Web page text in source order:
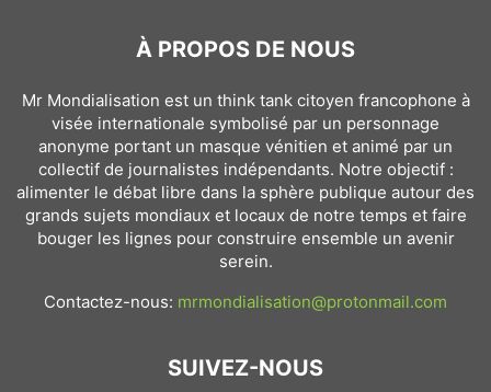
À PROPOS DE NOUS
Mr Mondialisation est un think tank citoyen francophone à
visée internationale symbolisé par un personnage
anonyme portant un masque vénitien et animé par un
collectif de journalistes indépendants. Notre objectif :
alimenter le débat libre dans la sphère publique autour des
grands sujets mondiaux et locaux de notre temps et faire
bouger les lignes pour construire ensemble un avenir
serein.
Contactez-nous: mrmondialisation@protonmail.com
SUIVEZ-NOUS